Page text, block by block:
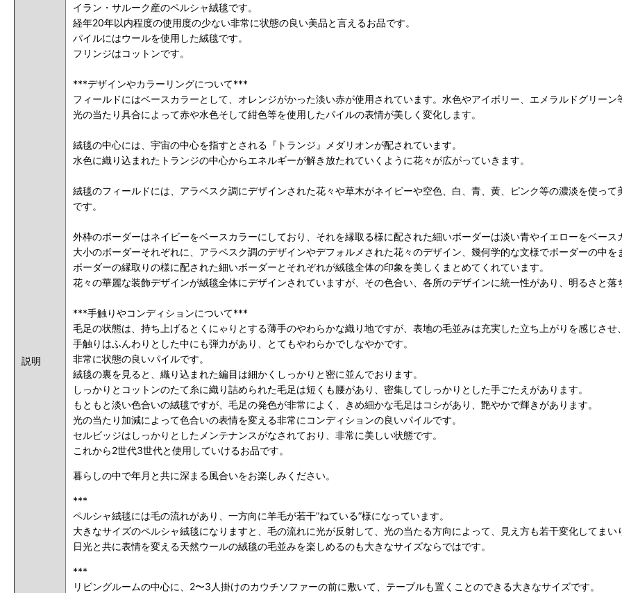
説明
イラン・サルーク産のペルシャ絨毯です。
経年20年以内程度の使用度の少ない非常に状態の良い美品と言えるお品です。
パイルにはウールを使用した絨毯です。
フリンジはコットンです。
***デザインやカラーリングについて***
フィールドにはベースカラーとして、オレンジがかった淡い赤が使用されています。水色やアイボリー、エメラルドグリーン
光の当たり具合によって赤や水色そして紺色等を使用したパイルの表情が美しく変化します。
絨毯の中心には、宇宙の中心を指すとされる『トランジ』メダリオンが配されています。
水色に織り込まれたトランジの中心からエネルギーが解き放たれていくように花々が広がっていきます。
絨毯のフィールドには、アラベスク調にデザインされた花々や草木がネイビーや空色、白、青、黄、ピンク等の濃淡を使っ
です。
外枠のボーダーはネイビーをベースカラーにしており、それを縁取る様に配された細いボーダーは淡い青やイエローをベース
大小のボーダーそれぞれに、アラベスク調のデザインやデフォルメされた花々のデザイン、幾何学的な文様でボーダーの中
ボーダーの縁取りの様に配された細いボーダーとそれぞれが絨毯全体の印象を美しくまとめてくれています。
花々の華麗な装飾デザインが絨毯全体にデザインされていますが、その色合い、各所のデザインに統一性があり、明るさと落
***手触りやコンディションについて***
毛足の状態は、 持ち上げるとくにゃりとする薄手のやわらかな織り地ですが、表地の毛並みは充実した立ち上がりを感じさせ
手触りはふんわりとした中にも弾力があり、とてもやわらかでしなやかです。
非常に状態の良いパイルです。
絨毯の裏を見ると、織り込まれた編目は細かくしっかりと密に並んでおります。
しっかりとコットンのたて糸に織り詰められた毛足は短くも腰があり、密集してしっかりとした手ごたえがあります。
もともと淡い色合いの絨毯ですが、毛足の発色が非常によく、きめ細かな毛足はコシがあり、艶やかで輝きがあります。
光の当たり加減によって色合いの表情を変える非常にコンディションの良いパイルです。
セルビッジはしっかりとしたメンテナンスがなされており、非常に美しい状態です。
これから2世代3世代と使用していけるお品です。
暮らしの中で年月と共に深まる風合いをお楽しみください。
***
ペルシャ絨毯には毛の流れがあり、一方向に羊毛が若干”ねている”様になっています。
大きなサイズのペルシャ絨毯になりますと、毛の流れに光が反射して、光の当たる方向によって、見え方も若干変化してまい
日光と共に表情を変える天然ウールの絨毯の毛並みを楽しめるのも大きなサイズならではです。
***
リビングルームの中心に、2〜3人掛けのカウチソファーの前に敷いて、テーブルも置くことのできる大きなサイズです。